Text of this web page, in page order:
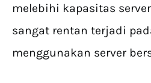
melebihi kapasitas
sangat rentan terjadi
menggunakan server